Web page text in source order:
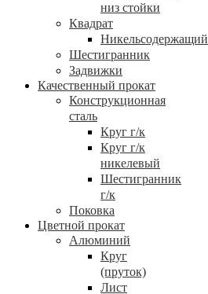
низ стойки
Квадрат
Никельсодержащий
Шестигранник
Задвижки
Качественный прокат
Конструкционная
сталь
Круг г/к
Круг г/к
никелевый
Шестигранник
г/к
Поковка
Цветной прокат
Алюминий
Круг
(пруток)
Лист